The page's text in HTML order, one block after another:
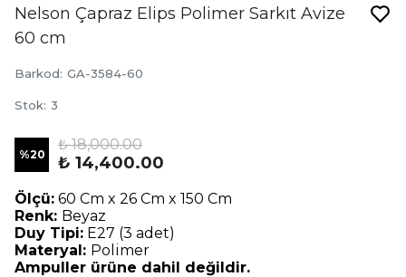
Nelson Çapraz Elips Polimer Sarkıt Avize
60 cm
Barkod: GA-3584-60
Stok: 3
%20
₺ 18,000.00
₺ 14,400.00
Ölçü: 60 Cm x 26 Cm x 150 Cm
Renk: Beyaz
Duy Tipi: E27 (3 adet)
Materyal: Polimer
Ampuller ürüne dahil değildir.